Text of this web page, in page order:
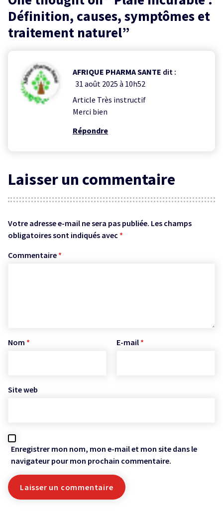
Définition, causes, symptômes et
traitement naturel”
AFRIQUE PHARMA SANTE dit :
31 août 2025 à 10h52
Article Très instructif
Merci bien
Répondre
Laisser un commentaire
Votre adresse e-mail ne sera pas publiée. Les champs
obligatoires sont indiqués avec *
Commentaire *
Nom * E-mail *
Site web
Enregistrer mon nom, mon e-mail et mon site dans le
navigateur pour mon prochain commentaire.